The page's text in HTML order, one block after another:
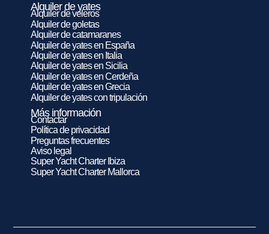
Alquiler de yates
Alquiler de veleros
Alquiler de goletas
Alquiler de catamaranes
Alquiler de yates en España
Alquiler de yates en Italia
Alquiler de yates en Sicilia
Alquiler de yates en Cerdeña
Alquiler de yates en Grecia
Alquiler de yates con tripulación
Más información
Contactar
Política de privacidad
Preguntas frecuentes
Aviso legal
Super Yacht Charter Ibiza
Super Yacht Charter Mallorca